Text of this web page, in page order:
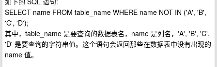
SELECT name FROM table_name WHERE name NOT IN ('A', 'B',
'C', 'D');
其中，table_name 是要查询的数据表名，name 是列名，'A', 'B', 'C',
'D' 是要查询的字符串值。这个语句会返回那些在数据表中没有出现的
name 值。